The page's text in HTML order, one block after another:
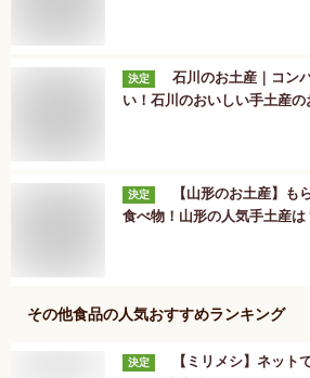
決定
石川のお土産｜コン
い！石川のおいしい手土産の
決定
【山形のお土産】も
食べ物！山形の人気手土産は
その他食品の人気おすすめランキング
決定
【ミリメシ】ネット